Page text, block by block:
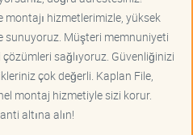
montajı hizmetlerimizle, yüksek
Müşteri memnuniyeti
sağlıyoruz. Güvenliğinizi
çok değerli. Kaplan File,
montaj hizmetiyle sizi korur.
altına alın!